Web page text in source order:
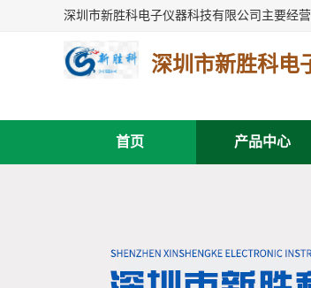
深圳市新胜科电
首页 产品中心